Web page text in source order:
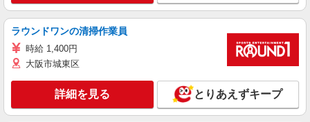
ラウンドワンの清掃作業員
時給 1,400円
大阪市城東区
詳細を見る とりあえずキープ